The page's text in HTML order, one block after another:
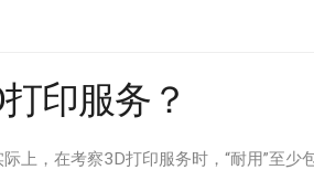
印服务？
上，在考察3D打印服务时，“耐用”至少